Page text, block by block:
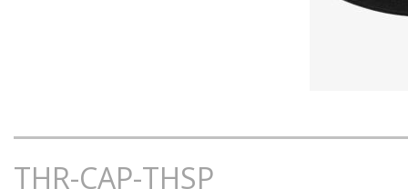
THR-CAP-THSP